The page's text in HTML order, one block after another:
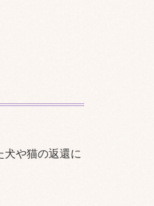
犬や猫の返還に